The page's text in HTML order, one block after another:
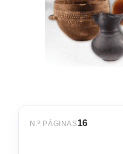
N.º PÁGINAS16